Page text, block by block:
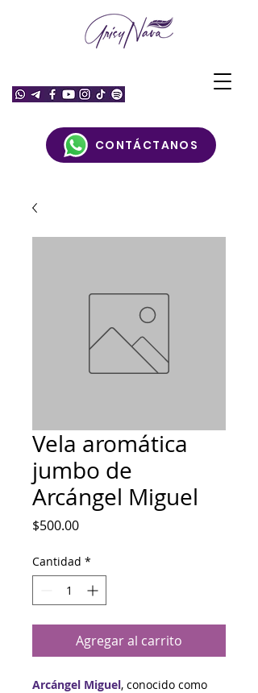
CONTÁCTANOS
Vela aromática
jumbo de
Arcángel Miguel
$500.00Precio
Cantidad *
Agregar al carrito
Arcángel Miguel, conocido como